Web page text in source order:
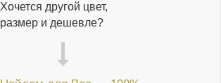
Хочется другой цвет,
размер и дешевле?